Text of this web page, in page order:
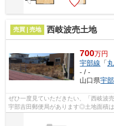
売買 | 売地 西岐波売土地
700万円
宇部線 「
- / -
山口県宇
ぜひ一度見ていただきたい、「西岐波
宇部吉田郵便局があります◎土地面積